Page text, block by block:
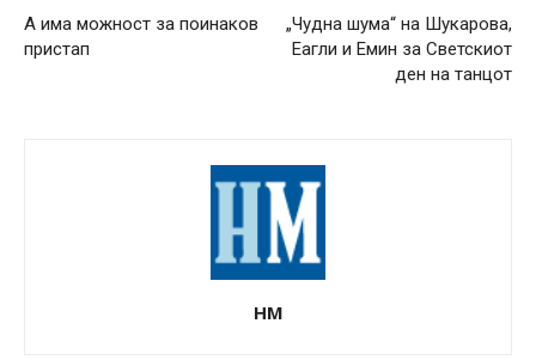
А има можност за поинаков
пристап
„Чудна шума“ на Шукарова,
Еагли и Емин за Светскиот
ден на танцот
НМ